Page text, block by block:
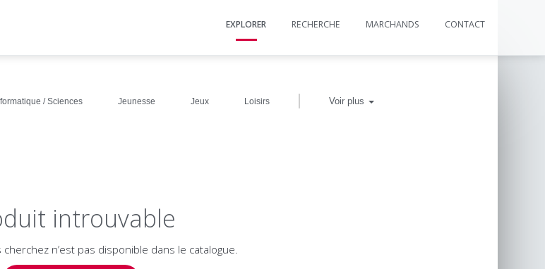
EXPLORER RECHERCHE MARCHANDS CONTACT
/ Sciences Jeunesse Jeux Loisirs | Voir plus
introuvable
n’est pas disponible dans le catalogue.